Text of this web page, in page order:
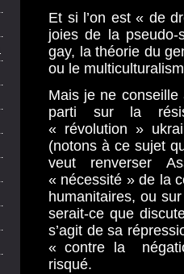
Et si l’on est « de
joies de la pseudo-
gay, la théorie du
ou le
Mais je ne
parti sur la
« révolution »
(notons à ce sujet
veut renverser
« nécessité » de la
humanitaires, ou
serait-ce que
s’agit de sa
« contre la
risqué.